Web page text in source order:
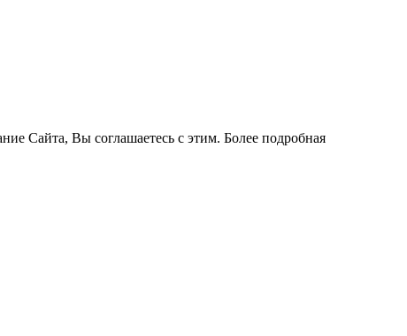
Сайта, Вы соглашаетесь с этим. Более подробная